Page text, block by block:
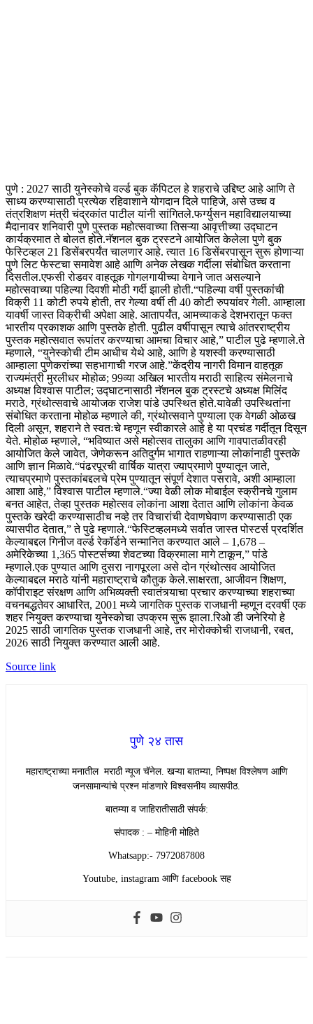
पुणे : 2027 साठी युनेस्कोचे वर्ल्ड बुक कॅपिटल हे शहराचे उद्दिष्ट आहे आणि ते
साध्य करण्यासाठी प्रत्येक रहिवाशाने योगदान दिले पाहिजे, असे उच्च व
तंत्रशिक्षण मंत्री चंद्रकांत पाटील यांनी सांगितले.फर्ग्युसन महाविद्यालयाच्या
मैदानावर शनिवारी पुणे पुस्तक महोत्सवाच्या तिसऱ्या आवृत्तीच्या उद्घाटन
कार्यक्रमात ते बोलत होते.नॅशनल बुक ट्रस्टने आयोजित केलेला पुणे बुक
फेस्टिव्हल 21 डिसेंबरपर्यंत चालणार आहे. त्यात 16 डिसेंबरपासून सुरू होणाऱ्या
पुणे लिट फेस्टचा समावेश आहे आणि अनेक लेखक गर्दीला संबोधित करताना
दिसतील.एफसी रोडवर वाहतूक गोगलगायीच्या वेगाने जात असल्याने
महोत्सवाच्या पहिल्या दिवशी मोठी गर्दी झाली होती.“पहिल्या वर्षी पुस्तकांची
विक्री 11 कोटी रुपये होती, तर गेल्या वर्षी ती 40 कोटी रुपयांवर गेली. आम्हाला
यावर्षी जास्त विक्रीची अपेक्षा आहे. आतापर्यंत, आमच्याकडे देशभरातून फक्त
भारतीय प्रकाशक आणि पुस्तके होती. पुढील वर्षीपासून त्याचे आंतरराष्ट्रीय
पुस्तक महोत्सवात रूपांतर करण्याचा आमचा विचार आहे,” पाटील पुढे म्हणाले.ते
म्हणाले, “युनेस्कोची टीम आधीच येथे आहे, आणि हे यशस्वी करण्यासाठी
आम्हाला पुणेकरांच्या सहभागाची गरज आहे.”केंद्रीय नागरी विमान वाहतूक
राज्यमंत्री मुरलीधर मोहोळ; 99व्या अखिल भारतीय मराठी साहित्य संमेलनाचे
अध्यक्ष विश्वास पाटील; उद्घाटनासाठी नॅशनल बुक ट्रस्टचे अध्यक्ष मिलिंद
मराठे, ग्रंथोत्सवाचे आयोजक राजेश पांडे उपस्थित होते.यावेळी उपस्थितांना
संबोधित करताना मोहोळ म्हणाले की, ग्रंथोत्सवाने पुण्याला एक वेगळी ओळख
दिली असून, शहराने ते स्वतःचे म्हणून स्वीकारले आहे हे या प्रचंड गर्दीतून दिसून
येते. मोहोळ म्हणाले, “भविष्यात असे महोत्सव तालुका आणि गावपातळीवरही
आयोजित केले जावेत, जेणेकरून अतिदुर्गम भागात राहणाऱ्या लोकांनाही पुस्तके
आणि ज्ञान मिळावे.“पंढरपूरची वार्षिक यात्रा ज्याप्रमाणे पुण्यातून जाते,
त्याचप्रमाणे पुस्तकांबद्दलचे प्रेम पुण्यातून संपूर्ण देशात पसरावे, अशी आम्हाला
आशा आहे,” विश्वास पाटील म्हणाले.“ज्या वेळी लोक मोबाईल स्क्रीनचे गुलाम
बनत आहेत, तेव्हा पुस्तक महोत्सव लोकांना आशा देतात आणि लोकांना केवळ
पुस्तके खरेदी करण्यासाठीच नव्हे तर विचारांची देवाणघेवाण करण्यासाठी एक
व्यासपीठ देतात,” ते पुढे म्हणाले.“फेस्टिव्हलमध्ये सर्वात जास्त पोस्टर्स प्रदर्शित
केल्याबद्दल गिनीज वर्ल्ड रेकॉर्डने सन्मानित करण्यात आले – 1,678 –
अमेरिकेच्या 1,365 पोस्टर्सच्या शेवटच्या विक्रमाला मागे टाकून,” पांडे
म्हणाले.एक पुण्यात आणि दुसरा नागपूरला असे दोन ग्रंथोत्सव आयोजित
केल्याबद्दल मराठे यांनी महाराष्ट्राचे कौतुक केले.साक्षरता, आजीवन शिक्षण,
कॉपीराइट संरक्षण आणि अभिव्यक्ती स्वातंत्र्याचा प्रचार करण्याच्या शहराच्या
वचनबद्धतेवर आधारित, 2001 मध्ये जागतिक पुस्तक राजधानी म्हणून दरवर्षी एक
शहर नियुक्त करण्याचा युनेस्कोचा उपक्रम सुरू झाला.रिओ डी जनेरियो हे
2025 साठी जागतिक पुस्तक राजधानी आहे, तर मोरोक्कोची राजधानी, रबत,
2026 साठी नियुक्त करण्यात आली आहे.
Source link
पुणे २४ तास
महाराष्ट्राच्या मनातील मराठी न्यूज चॅनेल. खऱ्या बातम्या, निष्पक्ष विश्लेषण आणि
जनसामान्यांचे प्रश्न मांडणारे विश्वसनीय व्यासपीठ.
बातम्या व जाहिरातीसाठी संपर्क:
संपादक : – मोहिनी मोहिते
Whatsapp:- 7972087808
Youtube, instagram आणि facebook सह